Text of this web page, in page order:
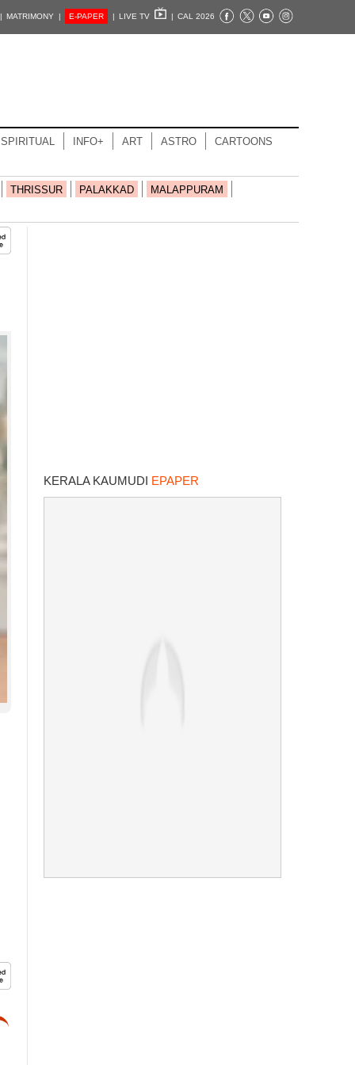
MATRIMONY | E-PAPER | LIVE TV | CAL 2026
SPIRITUAL INFO+ ART ASTRO CARTOONS
THRISSUR PALAKKAD MALAPPURAM
KERALA KAUMUDI EPAPER